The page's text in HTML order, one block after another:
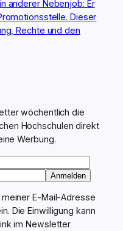
anderer Nebenjob: Er
Dieser
Rechte und den
wöchentlich die
Hochschulen direkt
Werbung.
Anmelden
E-Mail-Adresse
Die Einwilligung kann
im Newsletter